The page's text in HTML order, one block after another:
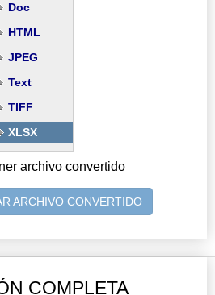
Doc
HTML
JPEG
Text
TIFF
XLSX
archivo convertido
ARCHIVO CONVERTIDO
COMPLETA